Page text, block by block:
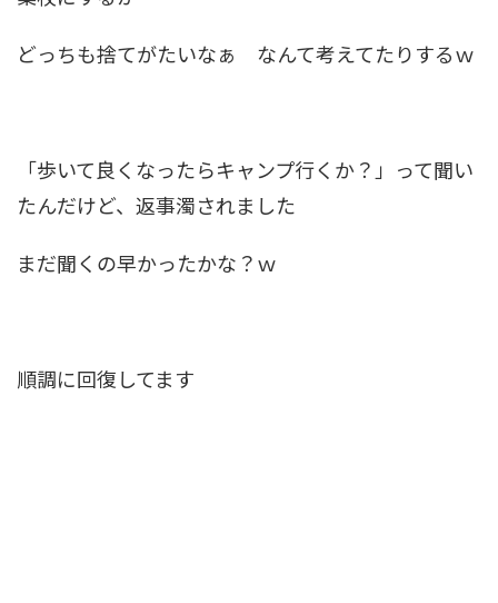
どっちも捨てがたいなぁ なんて考えてたりするｗ
「歩いて良くなったらキャンプ行くか？」って聞い
たんだけど、返事濁されました
まだ聞くの早かったかな？ｗ
順調に回復してます